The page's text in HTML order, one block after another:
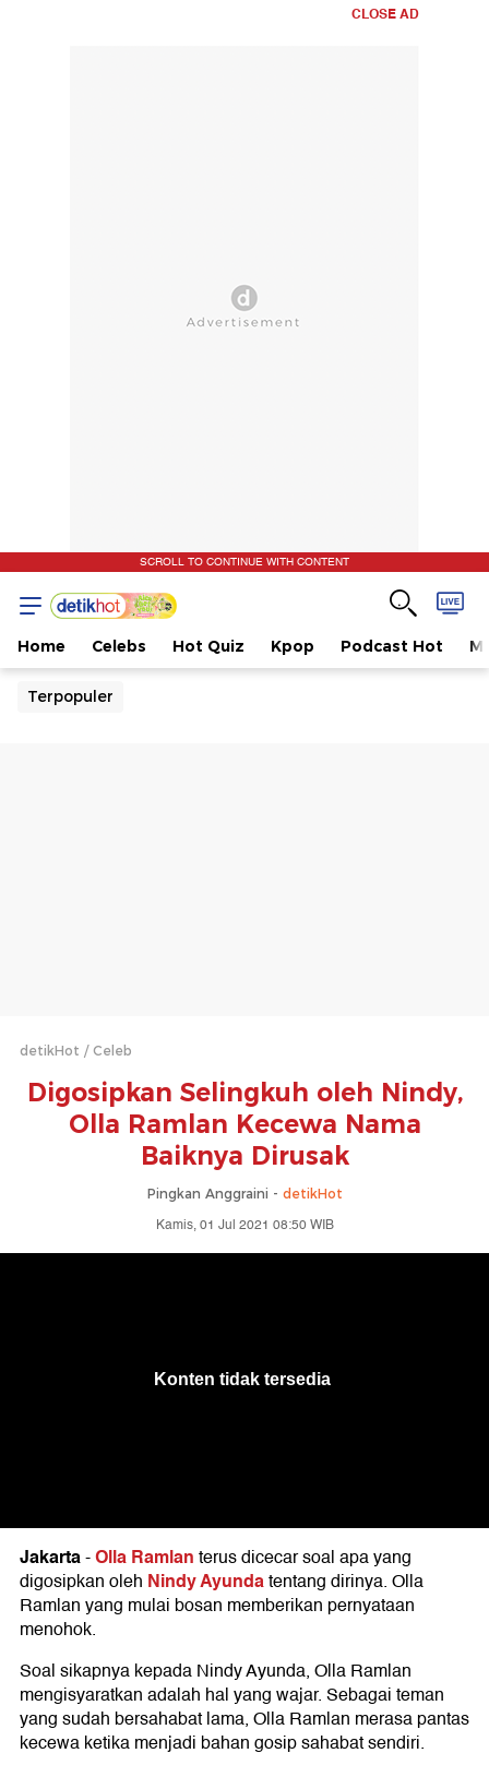
CLOSE AD
SCROLL TO CONTINUE WITH CONTENT
Home Celebs Hot Quiz Kpop Podcast Hot
Terpopuler
detikHot Celeb
Digosipkan Selingkuh oleh Nindy,
Olla Ramlan Kecewa Nama
Baiknya Dirusak
Pingkan Anggraini - detikHot
Kamis, 01 Jul 2021 08:50 WIB
Jakarta-Olla Ramlanterus dicecar soal apa yang
digosipkan oleh Nindy Ayundatentang dirinya. Olla
Ramlan yang mulai bosan memberikan pernyataan
menohok.
Soal sikapnya kepada Nindy Ayunda, Olla Ramlan
mengisyaratkan adalah hal yang wajar. Sebagai teman
yang sudah bersahabat lama, Olla Ramlan merasa pantas
kecewa ketika menjadi bahan gosip sahabat sendiri.